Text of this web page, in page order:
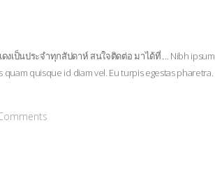
เป็นประจำทุกสัปดาห์ สนใจติดต่อ มาได้ที่.... Nibh ipsum
quisque id diam vel. Eu turpis egestas pharetra.